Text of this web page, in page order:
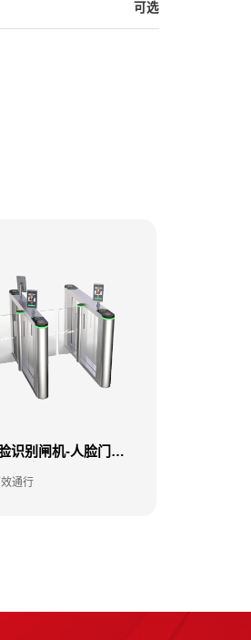
可选
LN-302 人脸识别闸机-人脸门禁闸机-食堂门禁闸机
通行